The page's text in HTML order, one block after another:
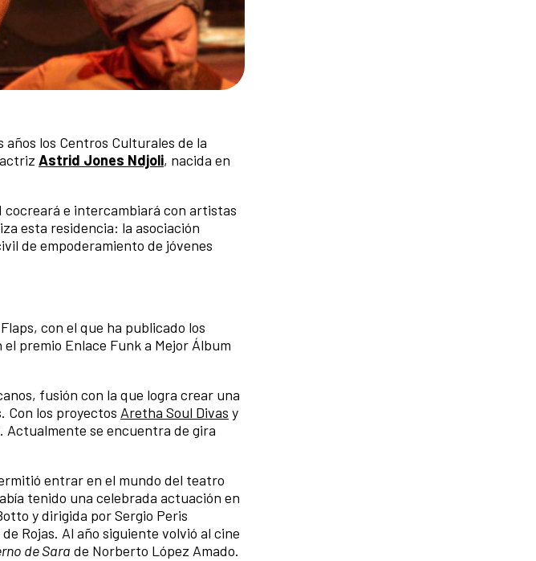
los Centros Culturales de la
Astrid Jones Ndjoli, nacida en
e intercambiará con artistas
esta residencia: la asociación
de empoderamiento de jóvenes
con el que ha publicado los
premio Enlace Funk a Mejor Álbum
fusión con la que logra crear una
Con los proyectos Aretha Soul Divas y
Actualmente se encuentra de gira
entrar en el mundo del teatro
tenido una celebrada actuación en
y dirigida por Sergio Peris
Rojas. Al año siguiente volvió al cine
de Sara de Norberto López Amado.